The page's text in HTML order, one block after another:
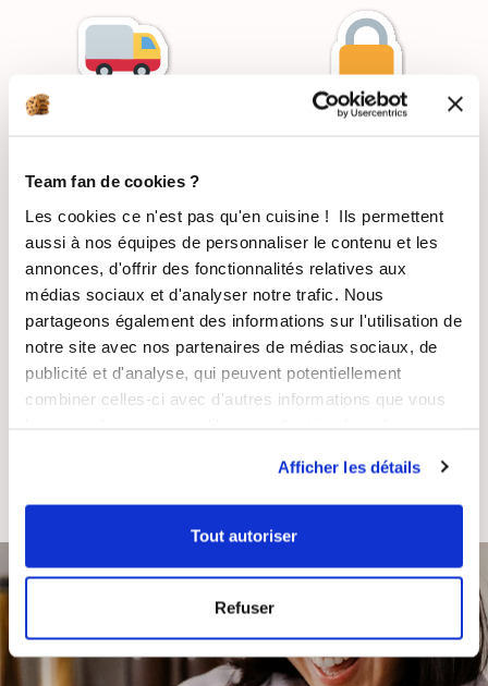
Team fan de cookies ?
Les cookies ce n'est pas qu'en cuisine ! Ils permettent
aussi à nos équipes de personnaliser le contenu et les
annonces, d'offrir des fonctionnalités relatives aux
médias sociaux et d'analyser notre trafic. Nous
partageons également des informations sur l'utilisation de
notre site avec nos partenaires de médias sociaux, de
publicité et d'analyse, qui peuvent potentiellement
combiner celles-ci avec d'autres informations que vous
Afficher les détails
Tout autoriser
Refuser
PAIEMENT
RECETTES
SATISFAIT OU
FRANÇAISE